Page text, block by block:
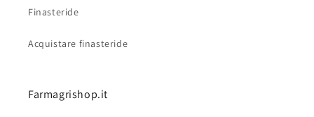
Finasteride
Acquistare finasteride
Farmagrishop.it